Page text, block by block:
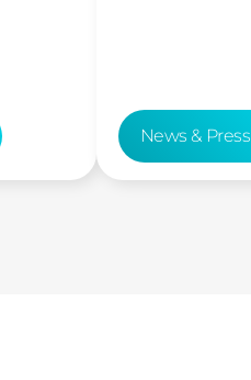
News & Press
News & Press